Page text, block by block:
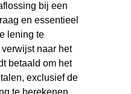
bij een
en essentieel
lening te
naar het
betaald om het
exclusief de
te berekenen,